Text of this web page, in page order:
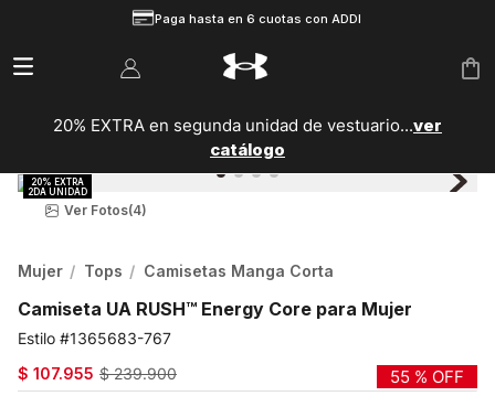
Paga hasta en 6 cuotas con ADDI
20% EXTRA en segunda unidad de vestuario...ver
catálogo
Ver Fotos(4)
Mujer Tops Camisetas Manga Corta
Camiseta UA RUSH™ Energy Core para Mujer
1365683-767
$ 107.955 $ 239.900 55 % OFF